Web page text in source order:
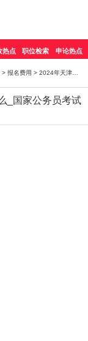
热点 职位检索 申论热点
> 报名费用 > 2024年天津市国考报名缴费官方网站是什么_国家公务
_国家公务员考试